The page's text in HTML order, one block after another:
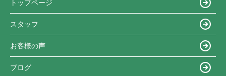
トップページ
スタッフ
お客様の声
ブログ